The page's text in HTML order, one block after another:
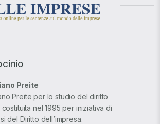
Preite
Preite per lo studio del diritto
nel 1995 per iniziativa di
del Diritto dell’impresa.